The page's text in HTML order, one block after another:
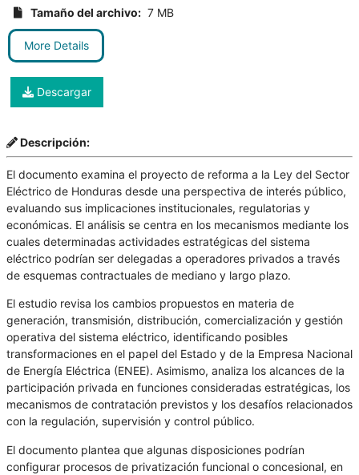
Tamaño del archivo: 7 MB
More Details
Descargar
Descripción:
El documento examina el proyecto de reforma a la Ley del Sector
Eléctrico de Honduras desde una perspectiva de interés público,
evaluando sus implicaciones institucionales, regulatorias y
económicas. El análisis se centra en los mecanismos mediante los
cuales determinadas actividades estratégicas del sistema
eléctrico podrían ser delegadas a operadores privados a través
de esquemas contractuales de mediano y largo plazo.
El estudio revisa los cambios propuestos en materia de
generación, transmisión, distribución, comercialización y gestión
operativa del sistema eléctrico, identificando posibles
transformaciones en el papel del Estado y de la Empresa Nacional
de Energía Eléctrica (ENEE). Asimismo, analiza los alcances de la
participación privada en funciones consideradas estratégicas, los
mecanismos de contratación previstos y los desafíos relacionados
con la regulación, supervisión y control público.
El documento plantea que algunas disposiciones podrían
configurar procesos de privatización funcional o concesional, en